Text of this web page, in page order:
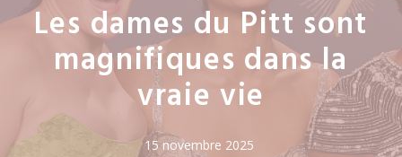
Les dames du Pitt sont
magnifiques dans la
vraie vie
15 novembre 2025